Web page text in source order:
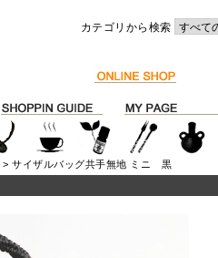
カテゴリから検索
> サイザルバッグ共手無地 ミニ 黒